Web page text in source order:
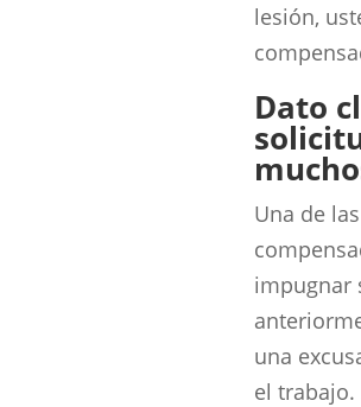
lesión,
Dato
Una de
impugnar
una
el